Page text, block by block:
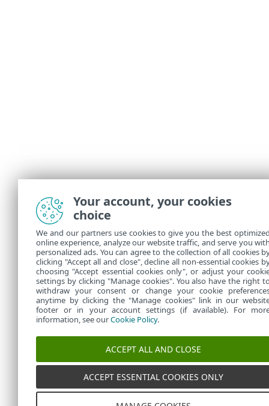
Your account, your cookies
choice
We and our partners use cookies to give you the best
online experience, analyze our website traffic, and serve you
personalized ads. You can agree to the collection of all cookies
clicking "Accept all and close", decline all non-essential cookies
choosing "Accept essential cookies only", or adjust your
settings by clicking "Manage cookies". You also have the right
withdraw your consent or change your cookie
anytime by clicking the "Manage cookies" link in our
footer or in your account settings (if available). For
information, see ourCookie Policy.
ACCEPT ALL AND CLOSE
ACCEPT ESSENTIAL COOKIES ONLY